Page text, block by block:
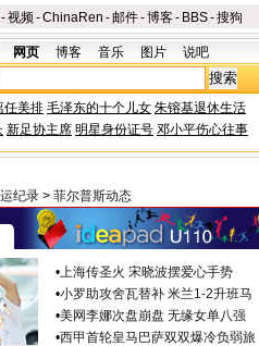
-视频-ChinaRen -邮件-博客- BBS-搜狗
网页 博客 音乐 图片 说吧
任美排 毛泽东的十个儿女 朱镕基退休生活
新足协主席 明星身份证号 邓小平伤心往事
纪录 > 菲尔普斯动态
•上海传圣火 宋晓波摆爱心手势
•小罗助攻舍瓦替补 米兰1-2升班马
•美网李娜次盘崩盘 无缘女单八强
•西甲首轮皇马巴萨双双爆冷负弱旅